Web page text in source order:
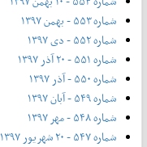
شماره ۵۵۳ - بهمن ۱۳۹۷
شماره ۵۵۲ - دی ۱۳۹۷
شماره ۵۵۱ - ۲۰ آذر ۱۳۹۷
شماره ۵۵۰ - آذر ۱۳۹۷
شماره ۵۴۹ - آبان ۱۳۹۷
شماره ۵۴۸ - مهر ۱۳۹۷
شماره ۵۴۷ - ۲۰ شهریور ۱۳۹۷